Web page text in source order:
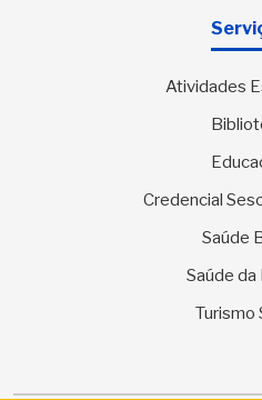
Atividades
Credencial
Saúde
Saúde da
Turismo